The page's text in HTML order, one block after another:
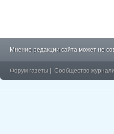
Мнение редакции сайта может не
Форум газеты Сообщество
�